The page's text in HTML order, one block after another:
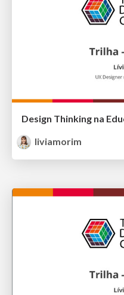
liviamorim